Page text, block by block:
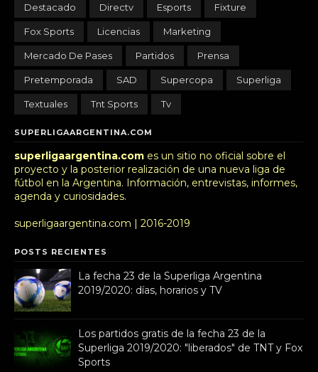
Destacado Directv Esports Fixture
Fox Sports Licencias Marketing
Mercado De Pases Partidos Prensa
Pretemporada SAD Supercopa Superliga
Textuales Tnt Sports Tv
SUPERLIGAARGENTINA.COM
superligaargentina.com es un sitio no oficial sobre el
proyecto y la posterior realización de una nueva liga de
fútbol en la Argentina. Información, entrevistas, informes,
agenda y curiosidades.
superligaargentina.com | 2016-2019
POSTS RECIENTES
La fecha 23 de la Superliga Argentina
2019/2020: días, horarios y TV
Los partidos gratis de la fecha 23 de la
Superliga 2019/2020: "liberados" de TNT y Fox
Sports